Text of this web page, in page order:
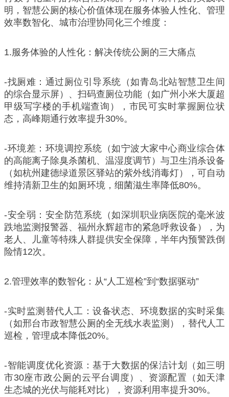
明，智慧公厕的核心价值体现在服务体验人性化、管理
效率数智化、城市治理协同化三个维度：
1.服务体验的人性化：解决传统公厕的三大痛点
-找厕难：通过厕位引导系统（如青岛北站智慧卫生间
的综合显示屏）、扫码查厕位功能（如广州小米大厦超
甲级写字楼的手机端查询），市民可实时掌握厕位状
态，高峰期通行效率提升30%。
-环境差：环境调控系统（如宁波大家中心商业综合体
的高能离子除臭杀菌机、温湿度调节）与卫生消杀设备
（如杭州建德绿道景区驿站的紫外线消毒灯），可自动
维持清新卫生的如厕环境，细菌滋生率降低80%。
-安全弱：安全防范系统（如深圳职业病医院的毫米波
跌地监测报警器、福州永辉超市的紧急呼救设备），为
老人、儿童等特殊人群提供安全保障，半年内预警跌倒
险情12次。
2.管理效率的数智化：从“人工巡检”到“数据驱动”
-实时监测替代人工：设备状态、环境数据的实时采集
（如邢台市政智慧公厕的全无线水表监测），替代人工
巡检，管理成本降低20%。
-智能调度优化资源：基于大数据的保洁计划（如三明
市30座市政公厕的云平台调度）、资源配置（如天津
生态城的光伏与能耗对比），资源利用率提升30%。